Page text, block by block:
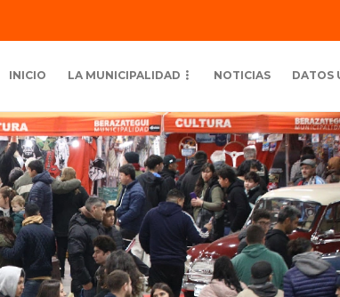
INICIO LA MUNICIPALIDAD NOTICIAS DATOS